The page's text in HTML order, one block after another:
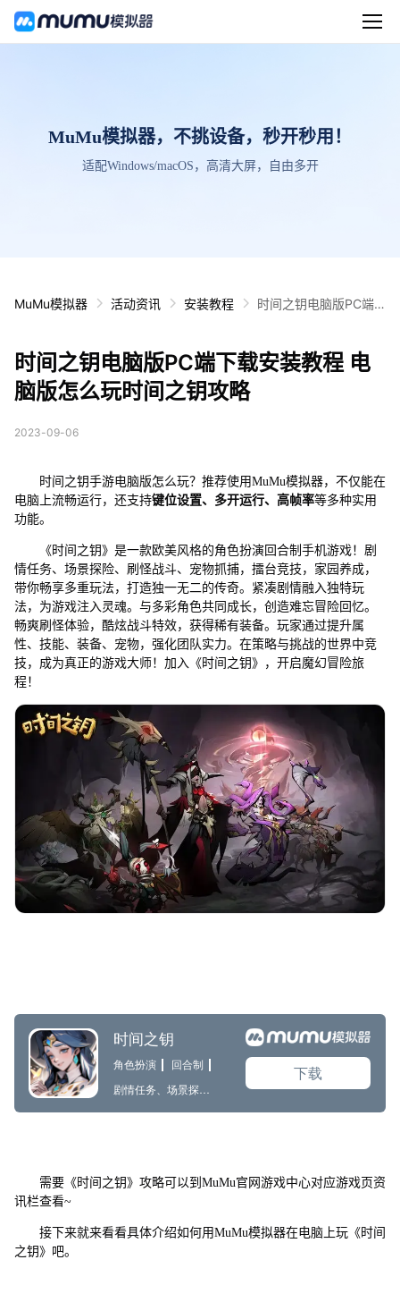
MuMu模拟器，不挑设备，秒开秒用！
适配Windows/macOS，高清大屏，自由多开
MuMu模拟器 活动资讯 安装教程
时间之钥电脑版PC端
时间之钥电脑版PC端下载安装教程 电
脑版怎么玩时间之钥攻略
2023-09-06
时间之钥手游电脑版怎么玩？推荐使用MuMu模拟器，不仅能在
电脑上流畅运行，还支持键位设置、多开运行、高帧率等多种实用
功能。
《时间之钥》是一款欧美风格的角色扮演回合制手机游戏！剧
情任务、场景探险、刷怪战斗、宠物抓捕，擂台竞技，家园养成，
带你畅享多重玩法，打造独一无二的传奇。紧凑剧情融入独特玩
法，为游戏注入灵魂。与多彩角色共同成长，创造难忘冒险回忆。
畅爽刷怪体验，酷炫战斗特效，获得稀有装备。玩家通过提升属
性、技能、装备、宠物，强化团队实力。在策略与挑战的世界中竞
技，成为真正的游戏大师！加入《时间之钥》，开启魔幻冒险旅
程！
需要《时间之钥》攻略可以到MuMu官网游戏中心对应游戏页资
讯栏查看~
接下来就来看看具体介绍如何用MuMu模拟器在电脑上玩《时间
之钥》吧。